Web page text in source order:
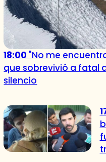
18:00 "No me
que sobrevivió a fatal
silencio